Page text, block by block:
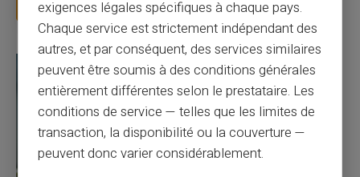
Lire la suite
exigences légales spécifiques à chaque pays.
Chaque service est strictement indépendant des
autres, et par conséquent, des services similaires
peuvent être soumis à des conditions générales
entièrement différentes selon le prestataire. Les
conditions de service — telles que les limites de
transaction, la disponibilité ou la couverture —
peuvent donc varier considérablement.